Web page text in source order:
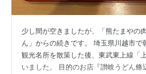
少し間が空きましたが、「熊たまやの
ん」からの続きです。 埼玉県川越市で
観光名所を散策した後、東武東上線「
いました。 目的のお店『讃岐うどん條